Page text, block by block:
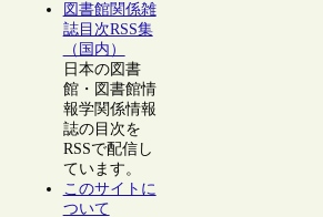
図書館関係雑
誌目次RSS集
（国内）
日本の図書
館・図書館情
報学関係情報
誌の目次を
RSSで配信し
ています。
このサイトに
ついて